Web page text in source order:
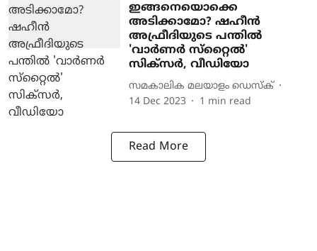
ഇങ്ങനെയൊക്കെ
അടിക്കാമോ? ഷഹീന്‍
അഫ്രീദിയുടെ പന്തില്‍
'വാര്‍ണര്‍ സ്‌റ്റൈല്‍'
സിക്‌സര്‍, വീഡിയോ
സമകാലിക മലയാളം ഡെസ്ക്
14 Dec 2023
1 min read
Read More